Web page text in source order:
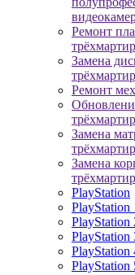
Ремонт
Замена
Ремонт
Замена
Замена
PlayStation
PlayStation
PlayStation
PlayStation
PlayStation
PlayStation